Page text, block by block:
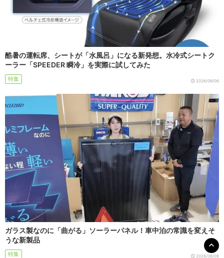
酷暑の運転席、シートが「水風呂」になる新発想。水冷式シートク
ーラー「SPEEDER 瞬冷」を実際に試してみた
特集 2026/08/06
ガラス製なのに「曲がる」ソーラーパネル！車中泊の常識を変えそ
うな新製品
特集 2026/08/06